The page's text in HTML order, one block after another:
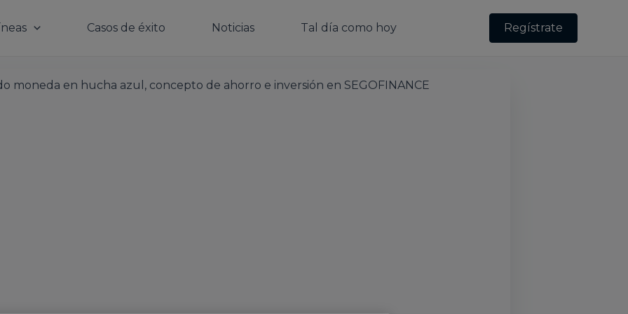
Casos de éxito Noticias Tal día como hoy Regístrate